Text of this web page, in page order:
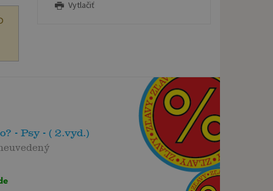
Vytlačiť
- Psy - ( 2.vyd.)